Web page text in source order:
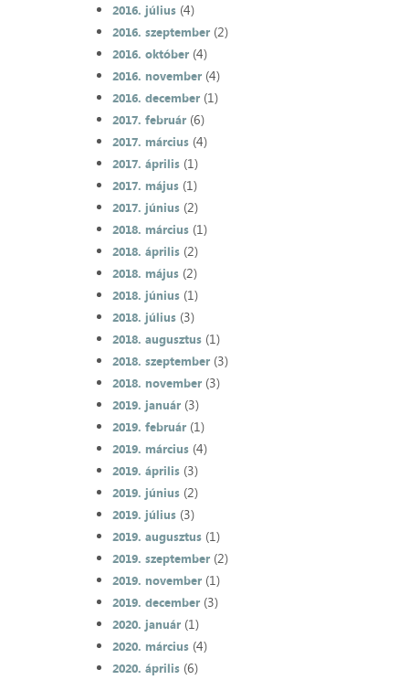
2016. július(4)
2016. szeptember(2)
2016. október(4)
2016. november(4)
2016. december(1)
2017. február(6)
2017. március(4)
2017. április(1)
2017. május(1)
2017. június(2)
2018. március(1)
2018. április(2)
2018. május(2)
2018. június(1)
2018. július(3)
2018. augusztus(1)
2018. szeptember(3)
2018. november(3)
2019. január(3)
2019. február(1)
2019. március(4)
2019. április(3)
2019. június(2)
2019. július(3)
2019. augusztus(1)
2019. szeptember(2)
2019. november(1)
2019. december(3)
2020. január(1)
2020. március(4)
2020. április(6)